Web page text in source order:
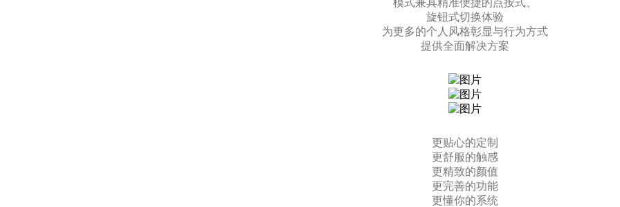
旋钮式切换体验
为更多的个人风格彰显与行为方式
提供全面解决方案
更贴心的定制
更舒服的触感
更精致的颜值
更完善的功能
更懂你的系统